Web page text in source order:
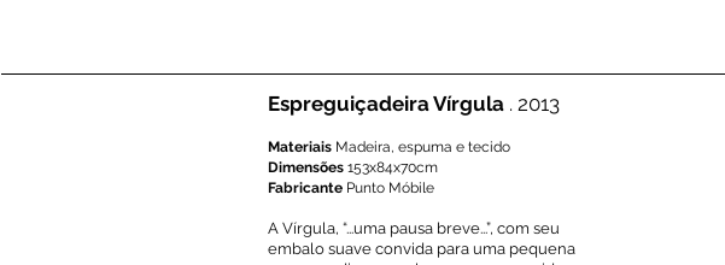
Espreguiçadeira Vírgula . 2013
Materiais Madeira, espuma e tecido
Dimensões 153x84x70cm
Fabricante Punto Móbile
A Vírgula, “...uma pausa breve...”, com seu
embalo suave convida para uma pequena